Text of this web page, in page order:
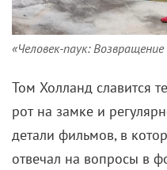
«Человек-паук:
Том Холланд славится
рот на замке и
детали фильмов, в
отвечал на вопросы в